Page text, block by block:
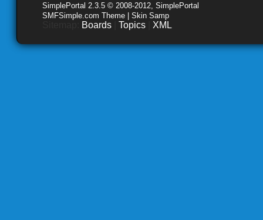
SimplePortal 2.3.5 © 2008-2012, SimplePortal
SMFSimple.com Theme | Skin Samp
Boards Topics XML